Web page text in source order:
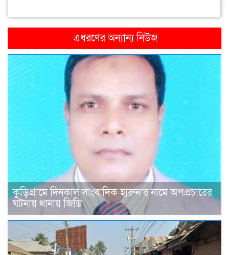
এধরণের অন্যান্য নিউজ
কুড়িগ্রামে দিনকাল সাংবাদিক হারুন’র নামে অপপ্রচারের
ঘটনায় থানায় জিডি